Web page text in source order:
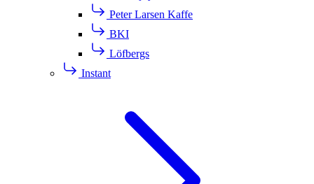
Peter Larsen Kaffe
BKI
Löfbergs
Instant